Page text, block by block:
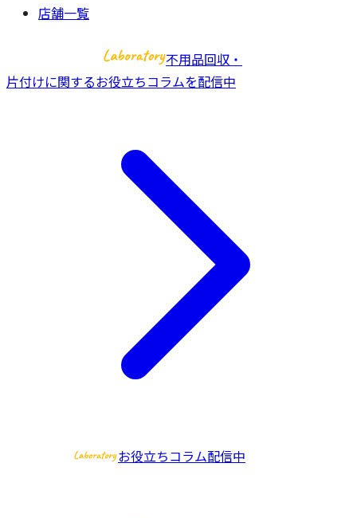
店舗一覧
不用品回収・
片付けに関するお役立ちコラムを配信中
お役立ちコラム配信中